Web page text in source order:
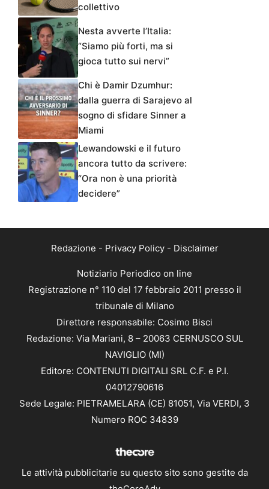
collettivo
Nesta avverte l’Italia:
“Siamo più forti, ma si
gioca tutto sui nervi”
Chi è Damir Dzumhur:
dalla guerra di Sarajevo al
sogno di sfidare Sinner a
Miami
Lewandowski e il futuro
ancora tutto da scrivere:
“Ora non è una priorità
decidere”
Redazione - Privacy Policy- Disclaimer
Notiziario Periodico on line
Registrazione n° 110 del 17 febbraio 2011 presso il
tribunale di Milano
Direttore responsabile: Cosimo Bisci
Redazione: Via Mariani, 8 – 20063 CERNUSCO SUL
NAVIGLIO (MI)
Editore: CONTENUTI DIGITALI SRL C.F. e P.I.
04012790616
Sede Legale: PIETRAMELARA (CE) 81051, Via VERDI, 3
Numero ROC 34839
Le attività pubblicitarie su questo sito sono gestite da